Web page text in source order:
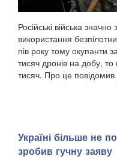
Російські війська
використання
пів року тому окупанти
тисяч дронів на добу,
тисяч. Про це
Україні більше не
зробив гучну заяву